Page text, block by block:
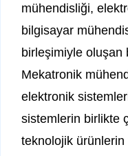
mühendisliği,
bilgisayar
birleşimiyle oluşan
Mekatronik
elektronik
sistemlerin birlikte
teknolojik ürünlerin